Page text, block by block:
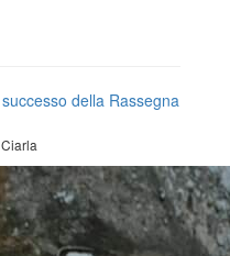
della Rassegna